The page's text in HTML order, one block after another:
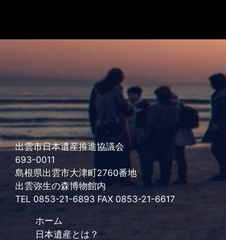
出雲市日本遺産推進協議会
693-0011
島根県出雲市大津町2760番地
出雲弥生の森博物館内
TEL 0853-21-6893 FAX 0853-21-6617
ホーム
日本遺産とは？